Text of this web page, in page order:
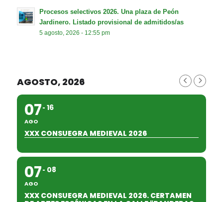
Procesos selectivos 2026. Una plaza de Peón
Jardinero. Listado provisional de admitidos/as
5 agosto, 2026 - 12:55 pm
AGOSTO, 2026
07
AGO
16
XXX CONSUEGRA MEDIEVAL 2026
07
AGO
08
XXX CONSUEGRA MEDIEVAL 2026. CERTAMEN